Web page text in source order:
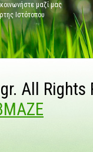
μαζί μας
Ιστότοπου
All Rights